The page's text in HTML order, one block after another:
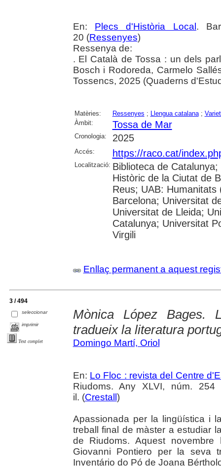
En: Plecs d'Història Local .
20 (Ressenyes)
Ressenya de:
. El Català de Tossa : un dels
Bosch i Rodoreda, Carmelo
Tossencs, 2025 (Quaderns
Matèries: Ressenyes ; Llengua catalana;
Àmbit:
Tossa de Mar
Cronologia: 2025
Accés: https://raco.cat/
Localització: Biblioteca de
Històric de la Ciutat de
Reus; UAB:
Barcelona; Universitat
Universitat de Lleida;
Catalunya; Universitat
Virgili
Enllaç permanent a aquest
3 / 494
seleccionar
imprimir
Text complet
Mònica López Bages.
tradueix la literatura
Domingo Martí, Oriol
En: Lo Floc : revista del Centre
Riudoms. Any XLVI, núm. 254
il. (Crestall )
Apassionada per la lingüística i
treball final de màster a estudiar
de Riudoms. Aquest
Giovanni Pontiero per la seva
Inventário do Pó de Joana